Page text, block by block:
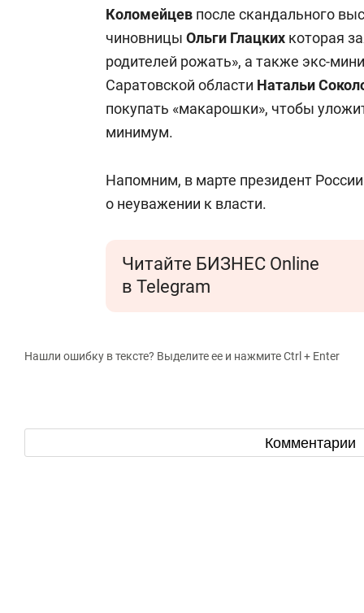
Коломейцев после скандального
чиновницы Ольги Глацких которая
родителей рожать», а также экс-
Саратовской области Натальи
покупать «макарошки», чтобы
минимум.
Напомним, в марте президент
о неуважении к власти.
Читайте БИЗНЕС Online
в Telegram
Нашли ошибку в тексте? Выделите ее и нажмите Ctrl + Enter
Комментарии